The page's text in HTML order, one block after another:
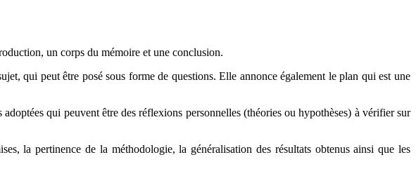
un corps du mémoire et une conclusion.
qui peut être posé sous forme de questions. Elle annonce également le plan qui est une
qui peuvent être des réflexions personnelles (théories ou hypothèses) à vérifier sur
la pertinence de la méthodologie, la généralisation des résultats obtenus ainsi que les